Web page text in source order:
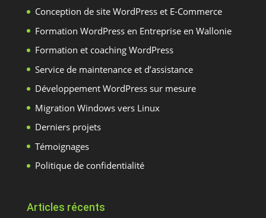
Conception de site WordPress et E-Commerce
Formation WordPress en Entreprise en Wallonie
Formation et coaching WordPress
Service de maintenance et d’assistance
Développement WordPress sur mesure
Migration Windows vers Linux
Derniers projets
Témoignages
Politique de confidentialité
Articles récents